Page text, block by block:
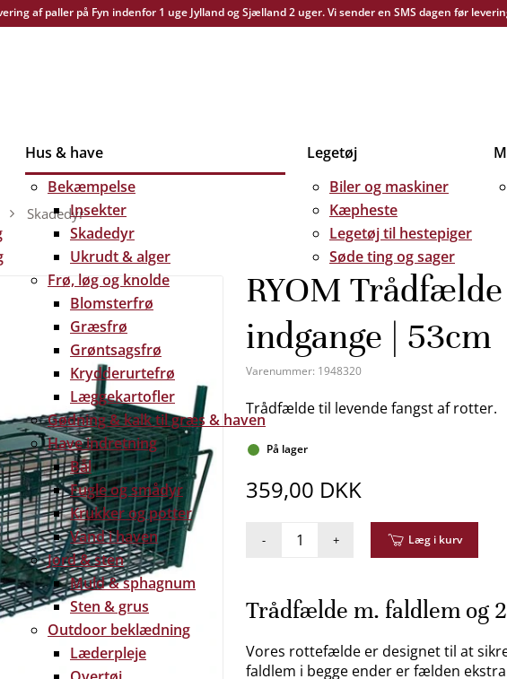
af paller på Fyn indenfor 1 uge Jylland og Sjælland 2 uger. Vi sender en SMS dagen før
Hus & have
Bekæmpelse
Insekter
Skadedyr
Ukrudt & alger
Frø, løg og knolde
Blomsterfrø
Græsfrø
Grøntsagsfrø
Krydderurtefrø
Læggekartofler
Gødning & kalk til græs & haven
Have indretning
Bål
Fugle og smådyr
Krukker og potter
Vand i haven
Jord & sten
Muld & sphagnum
Sten & grus
Outdoor beklædning
Læderpleje
Legetøj
Biler og maskiner
Kæpheste
Legetøj til hestepiger
Søde ting og sager
Skadedyr
RYOM
indgange | 53cm
Varenummer: 1948320
Trådfælde til levende fangst af rotter.
På lager
359,00 DKK
- + Læg i kurv
Trådfælde m. faldlem og
Vores rottefælde er designet til at
faldlem i begge ender er fælden